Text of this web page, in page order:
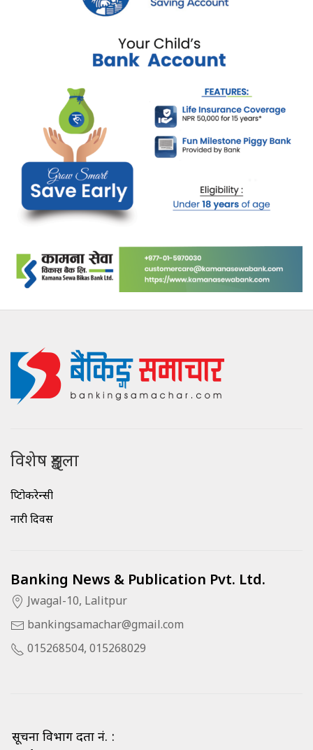
विशेष शृङ्खला
क्रिप्टोकरेन्सी
नारी दिवस
Banking News & Publication Pvt. Ltd.
Jwagal-10, Lalitpur
bankingsamachar@gmail.com
015268504, 015268029
सूचना विभाग दर्ता नं. :